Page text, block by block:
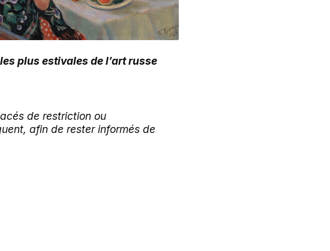
plus estivales de l’art russe
de restriction ou
afin de rester informés de